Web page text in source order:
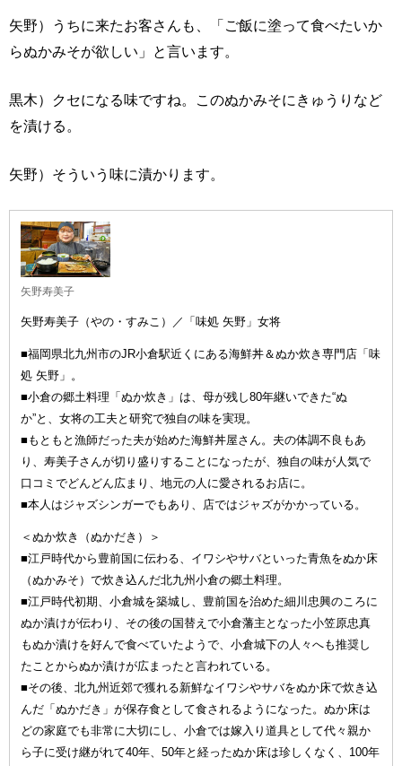
矢野）うちに来たお客さんも、「ご飯に塗って食べたいか
らぬかみそが欲しい」と言います。
黒木）クセになる味ですね。このぬかみそにきゅうりなど
を漬ける。
矢野）そういう味に漬かります。
矢野寿美子
矢野寿美子（やの・すみこ）／「味処 矢野」女将
■福岡県北九州市のJR小倉駅近くにある海鮮丼＆ぬか炊き専門店「味
処 矢野」。
■小倉の郷土料理「ぬか炊き」は、母が残し80年継いできた“ぬ
か”と、女将の工夫と研究で独自の味を実現。
■もともと漁師だった夫が始めた海鮮丼屋さん。夫の体調不良もあ
り、寿美子さんが切り盛りすることになったが、独自の味が人気で
口コミでどんどん広まり、地元の人に愛されるお店に。
■本人はジャズシンガーでもあり、店ではジャズがかかっている。
＜ぬか炊き（ぬかだき）＞
■江戸時代から豊前国に伝わる、イワシやサバといった青魚をぬか床
（ぬかみそ）で炊き込んだ北九州小倉の郷土料理。
■江戸時代初期、小倉城を築城し、豊前国を治めた細川忠興のころに
ぬか漬けが伝わり、その後の国替えで小倉藩主となった小笠原忠真
もぬか漬けを好んで食べていたようで、小倉城下の人々へも推奨し
たことからぬか漬けが広まったと言われている。
■その後、北九州近郊で獲れる新鮮なイワシやサバをぬか床で炊き込
んだ「ぬかだき」が保存食として食されるようになった。ぬか床は
どの家庭でも非常に大切にし、小倉では嫁入り道具として代々親か
ら子に受け継がれて40年、50年と経ったぬか床は珍しくなく、100年